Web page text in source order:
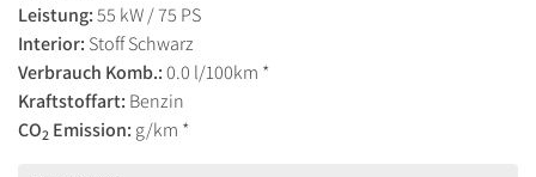
Leistung:55 kW / 75 PS
Interior: Stoff Schwarz
Verbrauch Komb.:0.0 l/100km *
Kraftstoffart: Benzin
CO2 Emission: g/km *